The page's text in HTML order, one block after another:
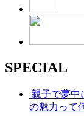
SPECIAL
親子で夢中
の魅力って